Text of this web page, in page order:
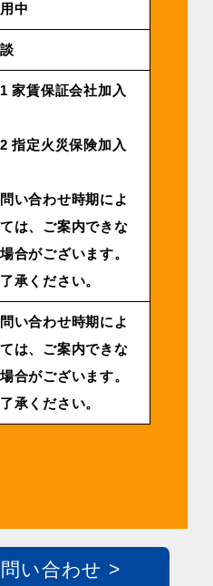
中
家賃保証会社加入
指定火災保険加入
い合わせ時期によ
は、ご案内できな
合がございます。
承ください。
い合わせ時期によ
は、ご案内できな
合がございます。
承ください。
い合わせ >